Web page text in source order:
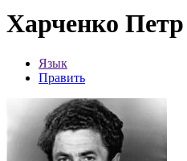
Харченко
Язык
Править